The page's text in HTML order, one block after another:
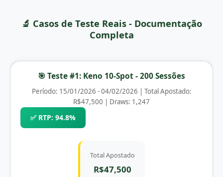
🔬 Casos de Teste Reais - Documentação
Completa
🎯 Teste #1: Keno 10-Spot - 200 Sessões
Período: 15/01/2026 - 04/02/2026 | Total Apostado:
R$47,500 | Draws: 1,247
✅ RTP: 94.8%
Total Apostado
R$47,500